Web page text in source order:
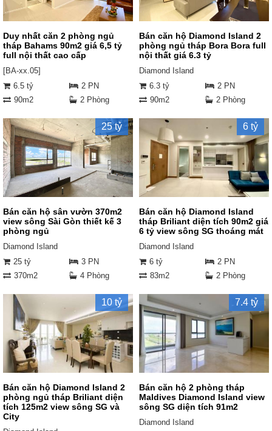
Duy nhất căn 2 phòng ngủ
tháp Bahams 90m2 giá 6,5 tỷ
full nội thất cao cấp
[BA-xx.05]
6.5 tỷ
2 PN
90m2
2 Phòng
Bán căn hộ Diamond Island 2
phòng ngủ tháp Bora Bora full
nội thất giá 6.3 tỷ
Diamond Island
6.3 tỷ
2 PN
90m2
2 Phòng
25 tỷ
Bán căn hộ sân vườn 370m2
view sông Sài Gòn thiết kế 3
phòng ngủ
Diamond Island
25 tỷ
3 PN
370m2
4 Phòng
6 tỷ
Bán căn hộ Diamond Island
tháp Briliant diện tích 90m2 giá
6 tỷ view sông SG thoáng mát
Diamond Island
6 tỷ
2 PN
83m2
2 Phòng
10 tỷ
Bán căn hộ Diamond Island 2
phòng ngủ tháp Briliant diện
tích 125m2 view sông SG và
City
7.4 tỷ
Bán căn hộ 2 phòng tháp
Maldives Diamond Island view
sông SG diện tích 91m2
Diamond Island